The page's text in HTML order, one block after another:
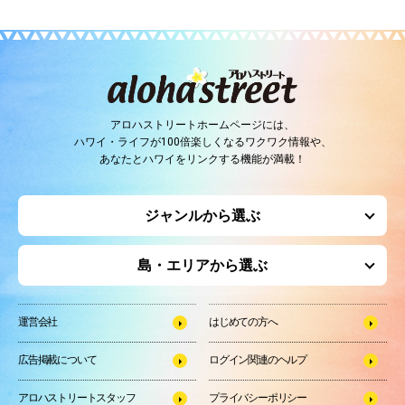
アロハストリートホームページには、
ハワイ・ライフが100倍楽しくなるワクワク情報や、
あなたとハワイをリンクする機能が満載！
ジャンルから選ぶ
島・エリアから選ぶ
運営会社 はじめての方へ
広告掲載について ログイン関連のヘルプ
アロハストリートスタッフ プライバシーポリシー